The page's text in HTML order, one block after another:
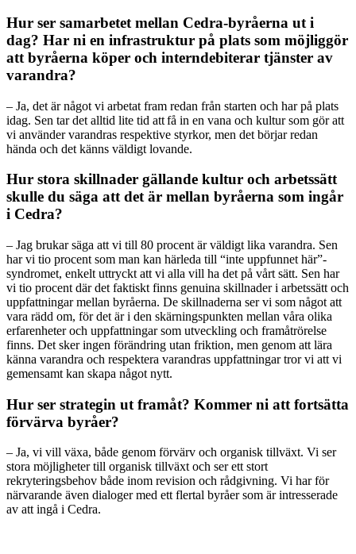
Hur ser samarbetet mellan Cedra-byråerna ut i
dag? Har ni en infrastruktur på plats som möjliggör
att byråerna köper och interndebiterar tjänster av
varandra?
– Ja, det är något vi arbetat fram redan från starten och har på plats
idag. Sen tar det alltid lite tid att få in en vana och kultur som gör att
vi använder varandras respektive styrkor, men det börjar redan
hända och det känns väldigt lovande.
Hur stora skillnader gällande kultur och arbetssätt
skulle du säga att det är mellan byråerna som ingår
i Cedra?
– Jag brukar säga att vi till 80 procent är väldigt lika varandra. Sen
har vi tio procent som man kan härleda till “inte uppfunnet här”-
syndromet, enkelt uttryckt att vi alla vill ha det på vårt sätt. Sen har
vi tio procent där det faktiskt finns genuina skillnader i arbetssätt och
uppfattningar mellan byråerna. De skillnaderna ser vi som något att
vara rädd om, för det är i den skärningspunkten mellan våra olika
erfarenheter och uppfattningar som utveckling och framåtrörelse
finns. Det sker ingen förändring utan friktion, men genom att lära
känna varandra och respektera varandras uppfattningar tror vi att vi
gemensamt kan skapa något nytt.
Hur ser strategin ut framåt? Kommer ni att fortsätta
förvärva byråer?
– Ja, vi vill växa, både genom förvärv och organisk tillväxt. Vi ser
stora möjligheter till organisk tillväxt och ser ett stort
rekryteringsbehov både inom revision och rådgivning. Vi har för
närvarande även dialoger med ett flertal byråer som är intresserade
av att ingå i Cedra.